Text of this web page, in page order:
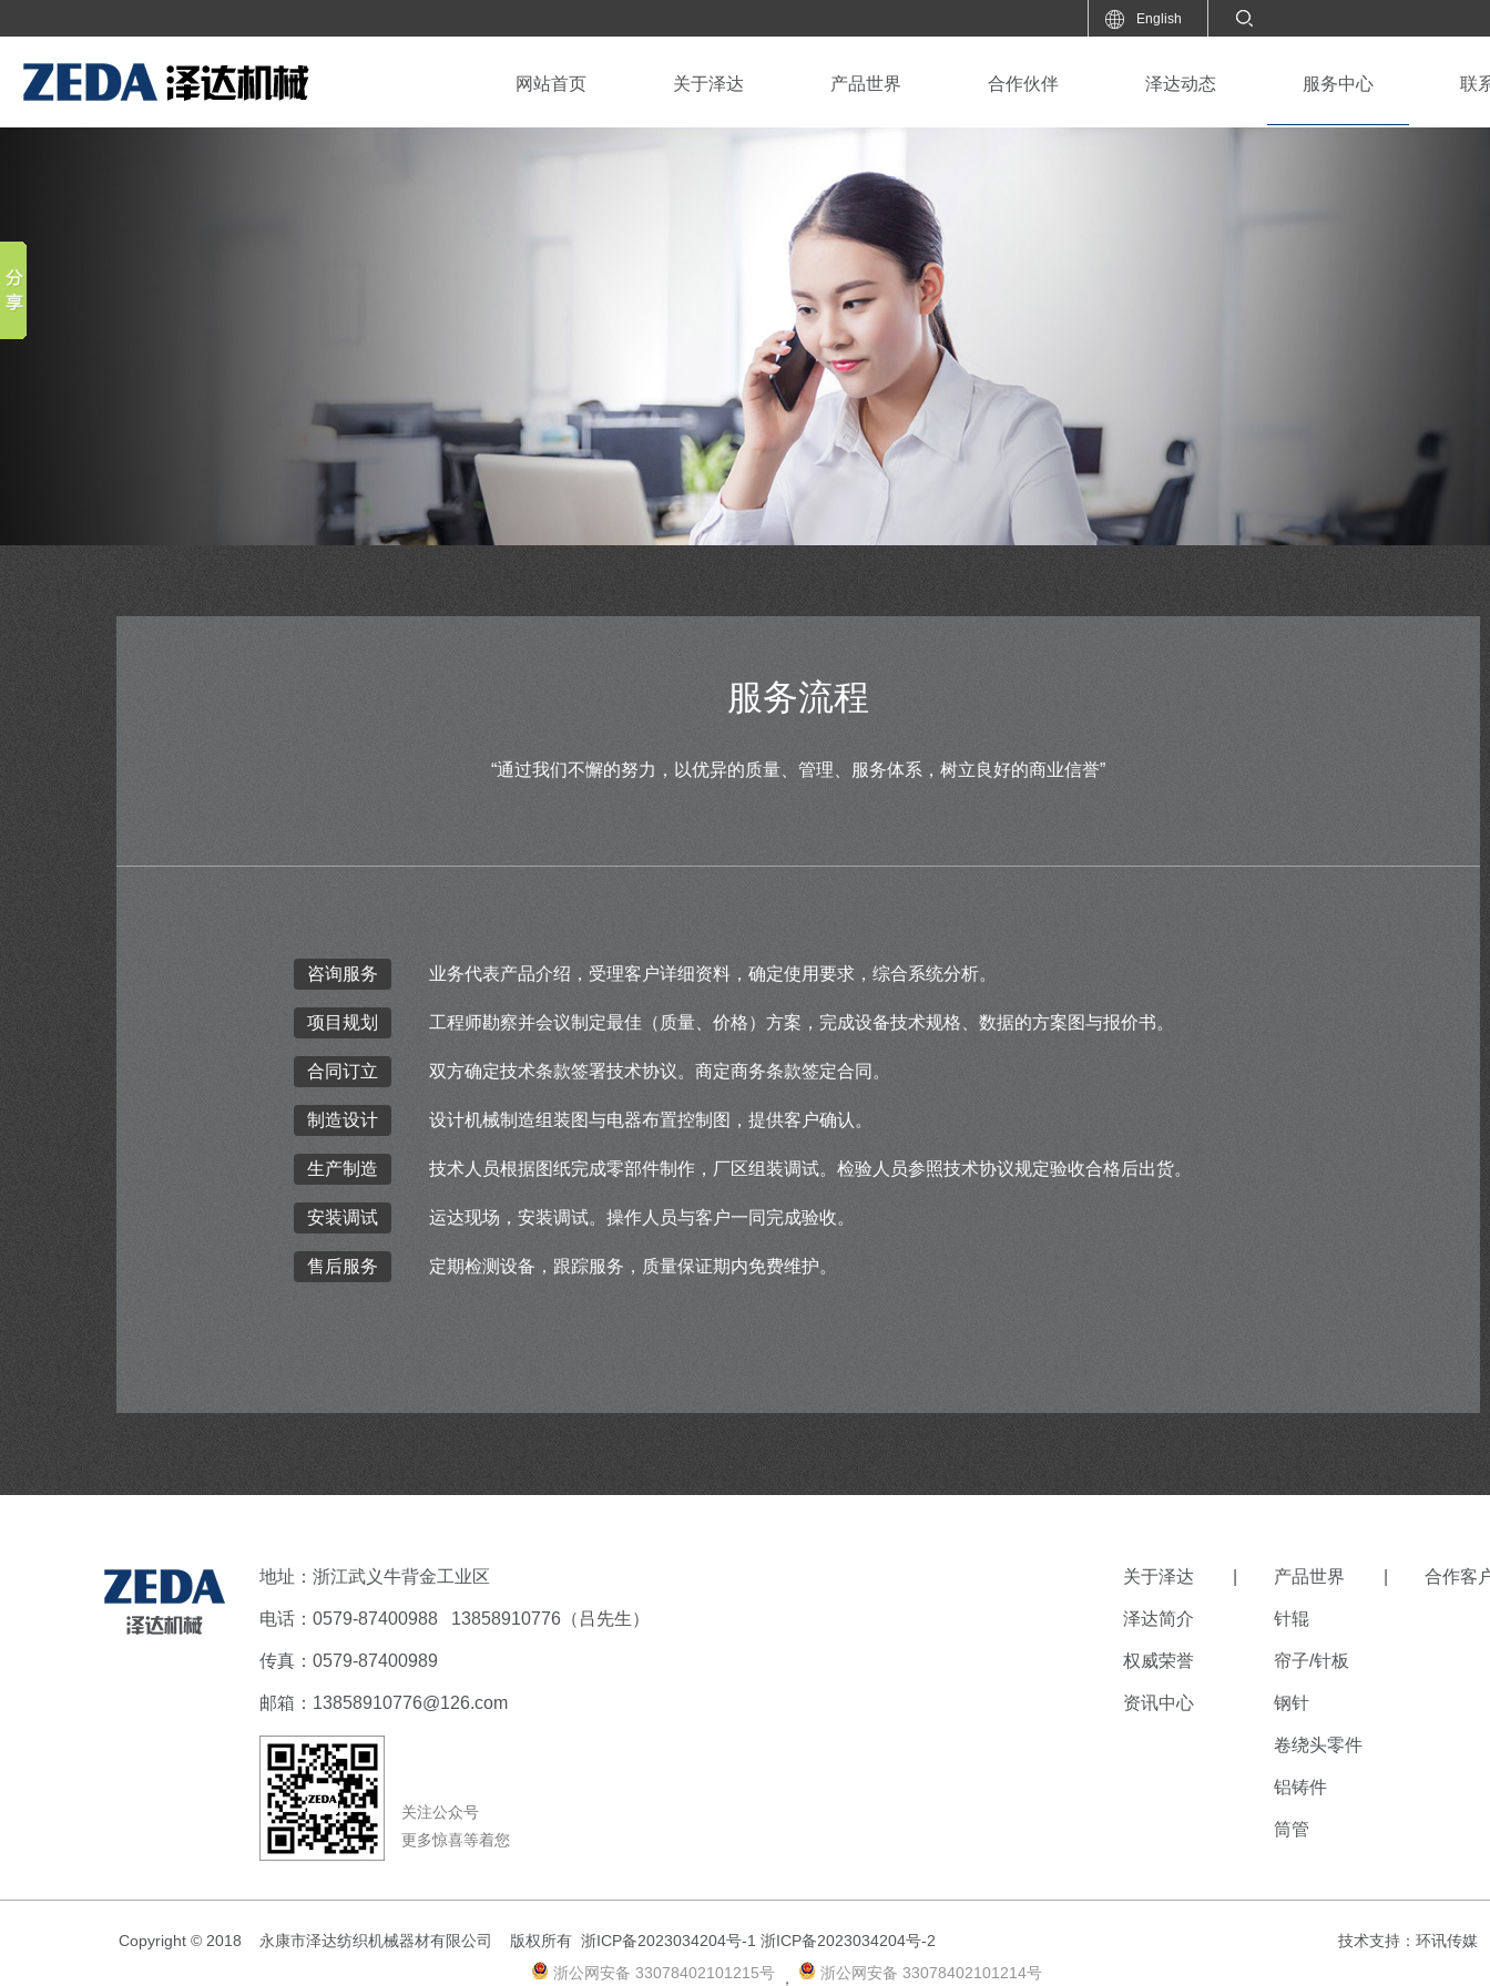
English
网站首页 关于泽达 产品世界 合作伙伴 泽达动态 服务中心 联
服务流程
“通过我们不懈的努力，以优异的质量、管理、服务体系，树立良好的商业信誉”
咨询服务 业务代表产品介绍，受理客户详细资料，确定使用要求，综合系统分析。
项目规划 工程师勘察并会议制定最佳（质量、价格）方案，完成设备技术规格、数据的方案图与报价书。
合同订立 双方确定技术条款签署技术协议。商定商务条款签定合同。
制造设计 设计机械制造组装图与电器布置控制图，提供客户确认。
生产制造 技术人员根据图纸完成零部件制作，厂区组装调试。检验人员参照技术协议规定验收合格后出货。
安装调试 运达现场，安装调试。操作人员与客户一同完成验收。
售后服务 定期检测设备，跟踪服务，质量保证期内免费维护。
地址：浙江武义牛背金工业区
电话：0579-87400988 13858910776（吕先生）
传真：0579-87400989
邮箱： 13858910776@126.com
关注公众号
更多惊喜等着您
关于泽达
泽达简介
权威荣誉
资讯中心
产品世界
针辊
帘子/针板
钢针
卷绕头零件
铝铸件
筒管
合作客
Copyright © 2018 永康市泽达纺织机械器材有限公司 版权所有 浙ICP备2023034204号-1 浙ICP备2023034204号-2 技术支持： 环讯传媒
浙公网安备 33078402101215号 ， 浙公网安备 33078402101214号